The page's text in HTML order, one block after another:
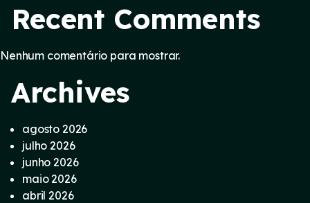
Recent Comments
Nenhum comentário para mostrar.
Archives
agosto 2026
julho 2026
junho 2026
maio 2026
abril 2026